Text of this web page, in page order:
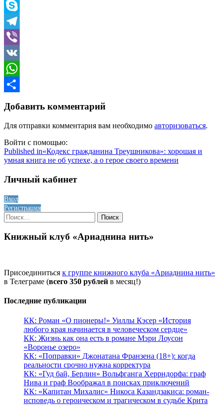
Odnoklassniki
Skype
Telegram
Viber
VK
WhatsApp
Добавить комментарий
Для отправки комментария вам необходимо авторизоваться.
Войти с помощью:
Навигация
по
записям
Published in«Кодекс гражданина Треушникова»: хорошая и
умная книга не об успехе, а о герое своего времени
Личный кабинет
Вход
Регистрация
Найти:
Книжный клуб «Ариаднина нить»
Присоединиться к группе книжного клуба «Ариаднина нить»
в Телеграме (всего 350 рублей в месяц!)
Последние публикации
КК: Роман «О пионеры!» Уиллы Кэсер «История
любого края начинается в человеческом сердце»
КК: Жизнь как она есть в романе Мэри Лоусон
«Воронье озеро»
КК: «Поправки» Джонатана Франзена (18+): когда
реальности срочно нужна корректура
КК: «Гуд бай, Берлин» Вольфганга Херрндорфа: граф
Нива и граф Воображал в поисках приключений
КК: «Капитан Михалис» Никоса Казандзакиса: роман-
исповедь о героическом и трагическом в судьбе Крита